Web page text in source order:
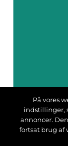
På vores
indstillinger,
annoncer.
fortsat brug af